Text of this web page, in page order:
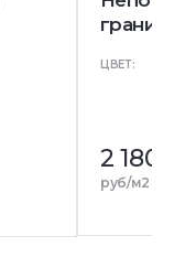
гранит)
ЦВЕТ:
2 180
руб/м2